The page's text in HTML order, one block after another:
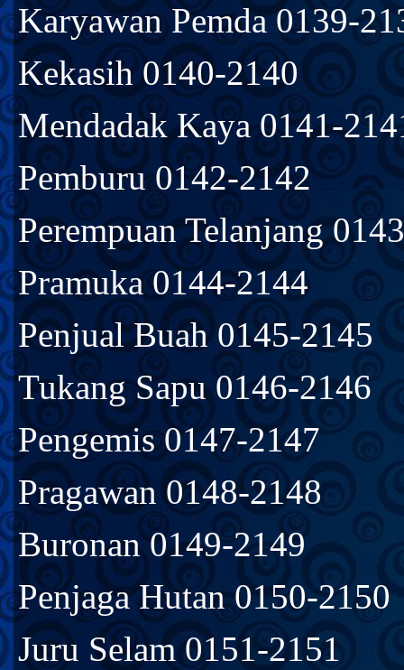
Karyawan Pemda 0139-
Kekasih 0140-2140
Mendadak Kaya 0141-
Pemburu 0142-2142
Perempuan Telanjang
Pramuka 0144-2144
Penjual Buah 0145-2145
Tukang Sapu 0146-2146
Pengemis 0147-2147
Pragawan 0148-2148
Buronan 0149-2149
Penjaga Hutan 0150-2150
Juru Selam 0151-2151